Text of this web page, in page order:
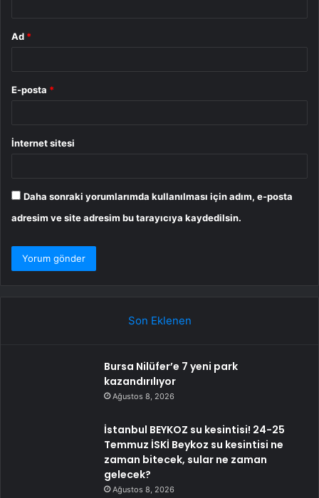
Ad *
E-posta *
İnternet sitesi
Daha sonraki yorumlarımda kullanılması için adım, e-posta
adresim ve site adresim bu tarayıcıya kaydedilsin.
Son Eklenen
Bursa Nilüfer’e 7 yeni park
kazandırılıyor
Ağustos 8, 2026
İstanbul BEYKOZ su kesintisi! 24-25
Temmuz İSKİ Beykoz su kesintisi ne
zaman bitecek, sular ne zaman
gelecek?
Ağustos 8, 2026